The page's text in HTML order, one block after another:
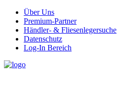
Über Uns
Premium-Partner
Händler- & Fliesenlegersuche
Datenschutz
Log-In Bereich